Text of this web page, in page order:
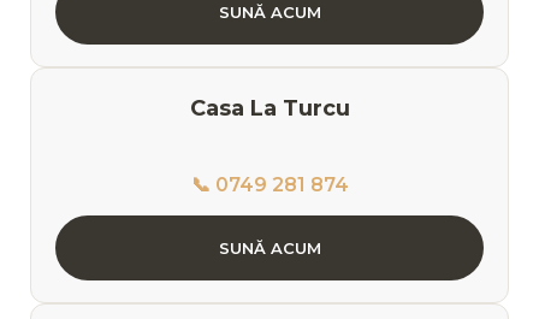
SUNĂ ACUM
Casa La Turcu
📞 0749 281 874
SUNĂ ACUM